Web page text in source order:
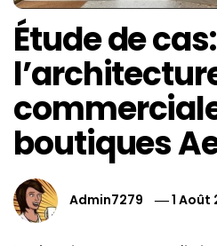
Étude de cas:
boutiques
Admin7279 1 Août